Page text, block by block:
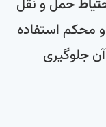
حمل و نقل
استفاده